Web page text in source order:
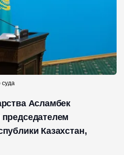
суда
Асламбек
Казахстан,